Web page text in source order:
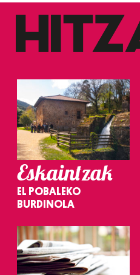
Eskaintzak
EL POBALEKO
BURDINOLA